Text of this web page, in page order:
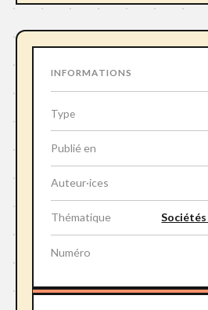
INFORMATIONS
Type
Publié en
Auteur·ices
Thématique
Numéro